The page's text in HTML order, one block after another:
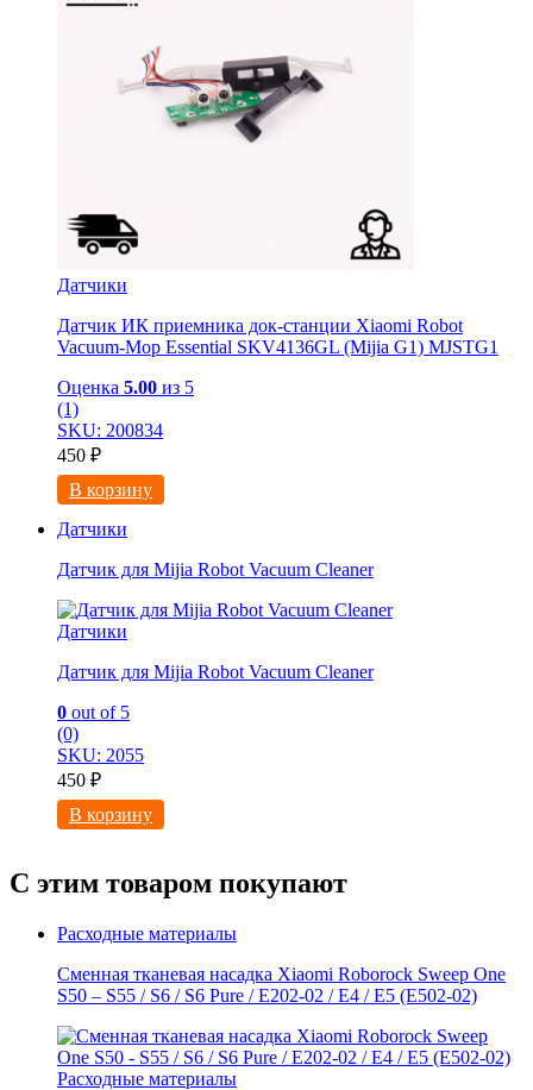
Датчики
Датчик ИК приемника док-станции Xiaomi Robot
Vacuum-Mop Essential SKV4136GL (Mijia G1) MJSTG1
Оценка 5.00 из 5
(1)
SKU: 200834
450 ₽
В корзину
Датчики
Датчик для Mijia Robot Vacuum Cleaner
Датчики
Датчик для Mijia Robot Vacuum Cleaner
0 out of 5
(0)
SKU: 2055
450 ₽
В корзину
С этим товаром покупают
Расходные материалы
Сменная тканевая насадка Xiaomi Roborock Sweep One
S50 – S55 / S6 / S6 Pure / E202-02 / E4 / E5 (E502-02)
Расходные материалы